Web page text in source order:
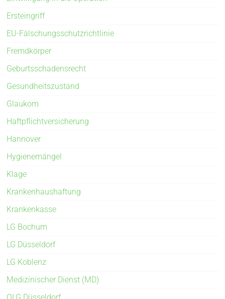
Ersteingriff
EU-Fälschungsschutzrichtlinie
Fremdkörper
Geburtsschadensrecht
Gesundheitszustand
Glaukom
Haftpflichtversicherung
Hannover
Hygienemängel
Klage
Krankenhaushaftung
Krankenkasse
LG Bochum
LG Düsseldorf
LG Koblenz
Medizinischer Dienst (MD)
OLG Düsseldorf